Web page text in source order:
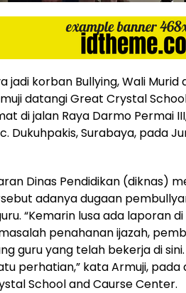
jadi korban Bullying, Wali Murid
datangi Great Crystal
di jalan Raya Darmo Permai
Dukuhpakis, Surabaya, pada
Dinas Pendidikan (diknas)
adanya dugaan
“Kemarin lusa ada laporan di
penahanan ijazah,
guru yang telah bekerja di
perhatian,” kata Armuji, pada
School and Caurse Center.